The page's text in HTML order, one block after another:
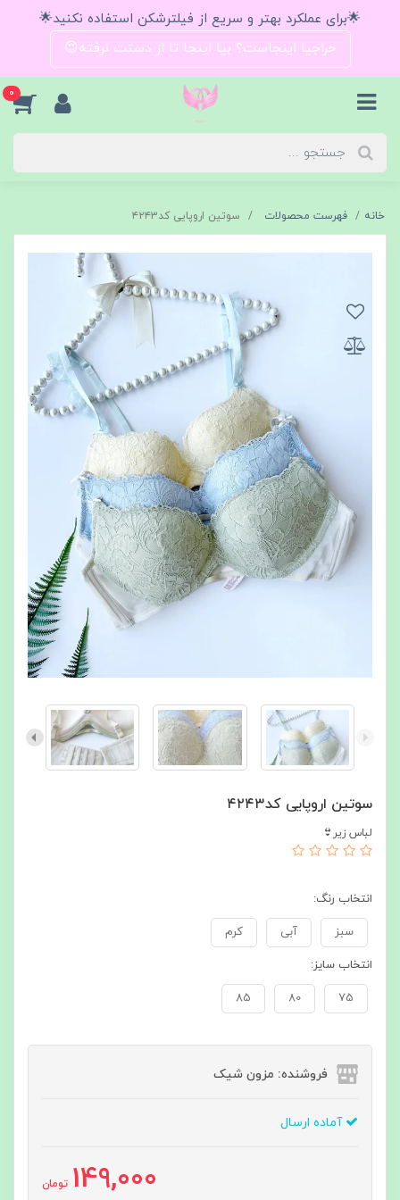
🌟برای عملکرد بهتر و سریع از فیلترشکن استفاده نکنید🌟
حراجیا اینجاست؟ بیا اینجا تا از دستت نرفته😍
0
خانه فهرست محصولات سوتین اروپایی کد۴۲۴۳
سوتین اروپایی کد۴۲۴۳
لباس زیر👙
انتخاب رنگ:
سبز آبی کرم
انتخاب سایز:
75
80
85
فروشنده: مزون شیک
آماده ارسال
149,000 تومان